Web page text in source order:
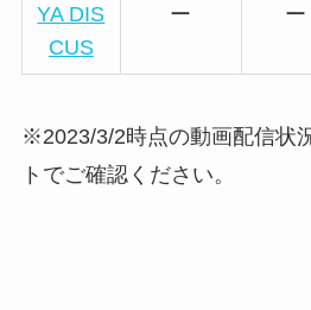
YA DIS
CUS
ー ー
※2023/3/2時点の動画配信状
トでご確認ください。